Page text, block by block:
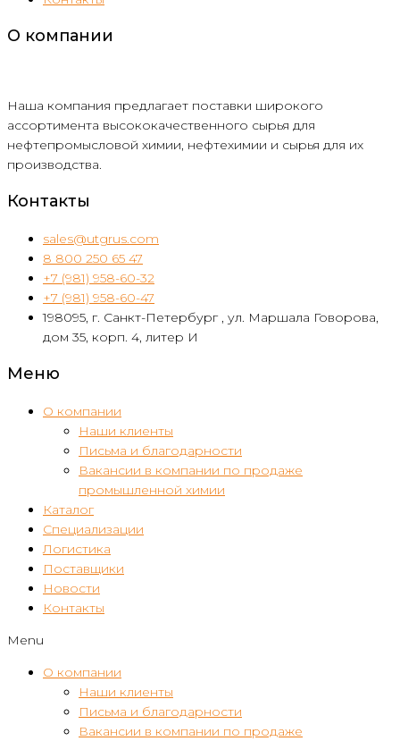
О компании
Наша компания предлагает поставки широкого
ассортимента высококачественного сырья для
нефтепромысловой химии, нефтехимии и сырья для их
производства.
Контакты
sales@utgrus.com
8 800 250 65 47
+7 (981) 958-60-32
+7 (981) 958-60-47
198095, г. Санкт-Петербург , ул. Маршала Говорова,
дом 35, корп. 4, литер И
Меню
О компании
Наши клиенты
Письма и благодарности
Вакансии в компании по продаже
промышленной химии
Каталог
Специализации
Логистика
Поставщики
Новости
Контакты
Menu
О компании
Наши клиенты
Письма и благодарности
Вакансии в компании по продаже